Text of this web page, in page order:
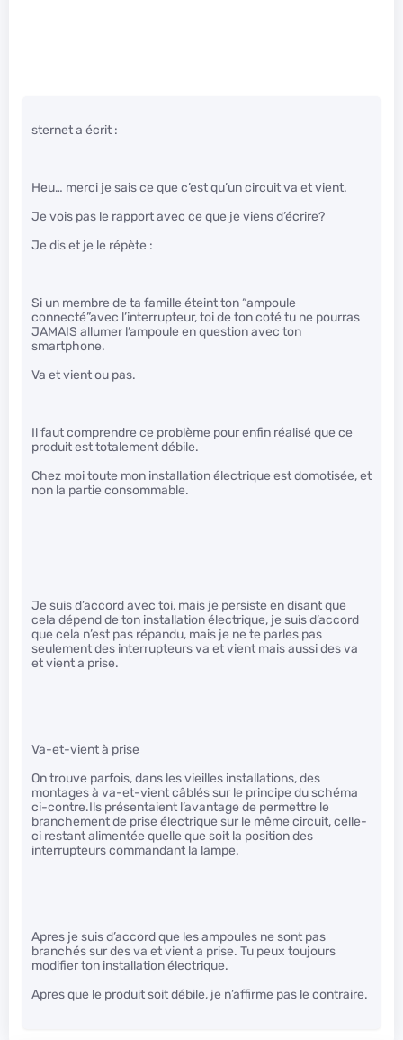
sternet a écrit :
Heu… merci je sais ce que c’est qu’un circuit va et vient.
Je vois pas le rapport avec ce que je viens d’écrire?
Je dis et je le répète :
Si un membre de ta famille éteint ton “ampoule
connecté”avec l’interrupteur, toi de ton coté tu ne pourras
JAMAIS allumer l’ampoule en question avec ton
smartphone.
Va et vient ou pas.
Il faut comprendre ce problème pour enfin réalisé que ce
produit est totalement débile.
Chez moi toute mon installation électrique est domotisée, et
non la partie consommable.
Je suis d’accord avec toi, mais je persiste en disant que
cela dépend de ton installation électrique, je suis d’accord
que cela n’est pas répandu, mais je ne te parles pas
seulement des interrupteurs va et vient mais aussi des va
et vient a prise.
Va-et-vient à prise
On trouve parfois, dans les vieilles installations, des
montages à va-et-vient câblés sur le principe du schéma
ci-contre.Ils présentaient l’avantage de permettre le
branchement de prise électrique sur le même circuit, celle-
ci restant alimentée quelle que soit la position des
interrupteurs commandant la lampe.
Apres je suis d’accord que les ampoules ne sont pas
branchés sur des va et vient a prise. Tu peux toujours
modifier ton installation électrique.
Apres que le produit soit débile, je n’affirme pas le contraire.